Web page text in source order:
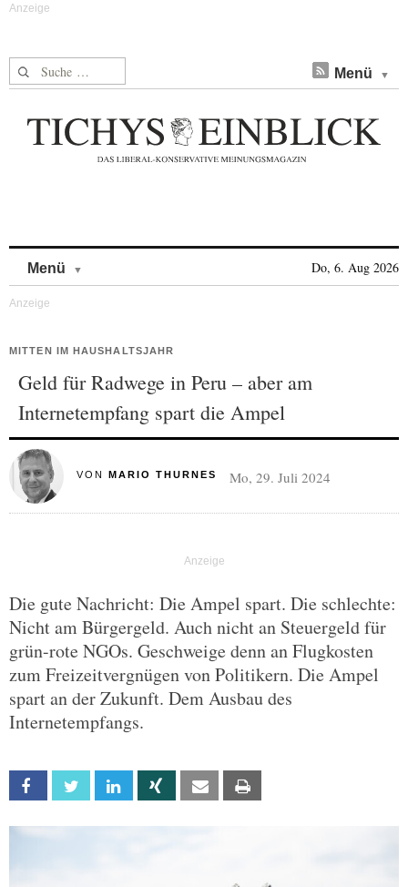
Suche nach: Menü
Menü Do, 6. Aug 2026
MITTEN IM HAUSHALTSJAHR
Geld für Radwege in Peru – aber am
Internetempfang spart die Ampel
VON MARIO THURNES Mo, 29. Juli 2024
Die gute Nachricht: Die Ampel spart. Die schlechte:
Nicht am Bürgergeld. Auch nicht an Steuergeld für
grün-rote NGOs. Geschweige denn an Flugkosten
zum Freizeitvergnügen von Politikern. Die Ampel
spart an der Zukunft. Dem Ausbau des
Internetempfangs.
Facebook Twitter Linkedin Xing Email